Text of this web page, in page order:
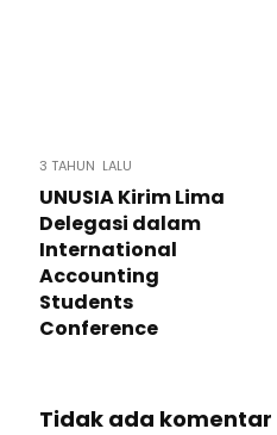
3 TAHUN LALU
UNUSIA Kirim Lima
Delegasi dalam
International
Accounting
Students
Conference
Tidak ada komentar